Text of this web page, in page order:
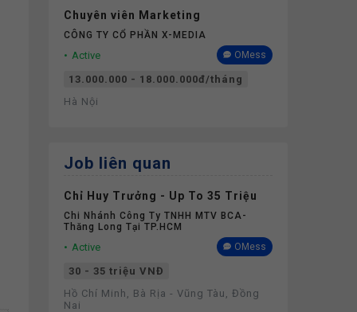
Chuyên viên Marketing
CÔNG TY CỔ PHẦN X-MEDIA
Active OMess
13.000.000 - 18.000.000đ/tháng
Hà Nội
Job liên quan
Chỉ Huy Trưởng - Up To 35 Triệu
Chi Nhánh Công Ty TNHH MTV BCA-
Thăng Long Tại TP.HCM
Active OMess
30 - 35 triệu VNĐ
Hồ Chí Minh, Bà Rịa - Vũng Tàu, Đồng
Nai